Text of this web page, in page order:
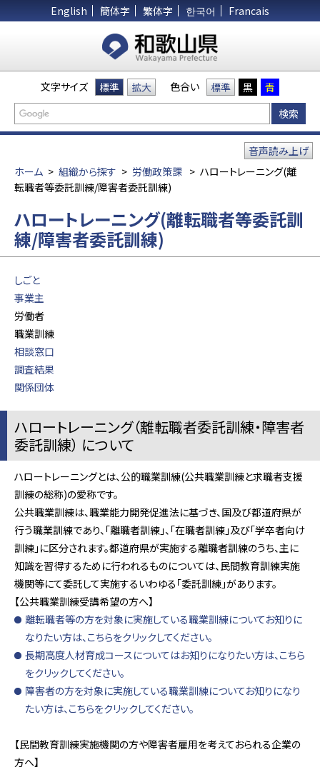
English 簡体字 繁体字 한국어 Francais
文字サイズ 標準 拡大 色合い 標準 黒 青
ホーム > 組織から探す > 労働政策課 > ハロートレーニング(離
転職者等委託訓練/障害者委託訓練)
音声読み上げ
ハロートレーニング(離転職者等委託訓
練/障害者委託訓練)
しごと
事業主
労働者
職業訓練
相談窓口
調査結果
関係団体
ハロートレーニング（離転職者委託訓練・障害者
委託訓練） について
ハロートレーニングとは、公的職業訓練(公共職業訓練と求職者支援
訓練の総称)の愛称です。
公共職業訓練は、職業能力開発促進法に基づき、国及び都道府県が
行う職業訓練であり、「離職者訓練」、「在職者訓練」及び「学卒者向け
訓練」に区分されます。都道府県が実施する離職者訓練のうち、主に
知識を習得するために行われるものについては、民間教育訓練実施
機関等にて委託して実施するいわゆる「委託訓練」があります。
【公共職業訓練受講希望の方へ】
離転職者等の方を対象に実施している職業訓練についてお知りに
なりたい方は、こちらをクリックしてください。
長期高度人材育成コースについてはお知りになりたい方は、こちら
をクリックしてください。
障害者の方を対象に実施している職業訓練についてお知りになり
たい方は、こちらをクリックしてください。
【民間教育訓練実施機関の方や障害者雇用を考えておられる企業の
方へ】